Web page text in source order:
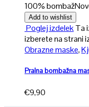
100% bombaž
Add to wishlist
Poglej izdelekTa
izberete na strani
Obrazne maske,
Pralna bombažna
€9,90